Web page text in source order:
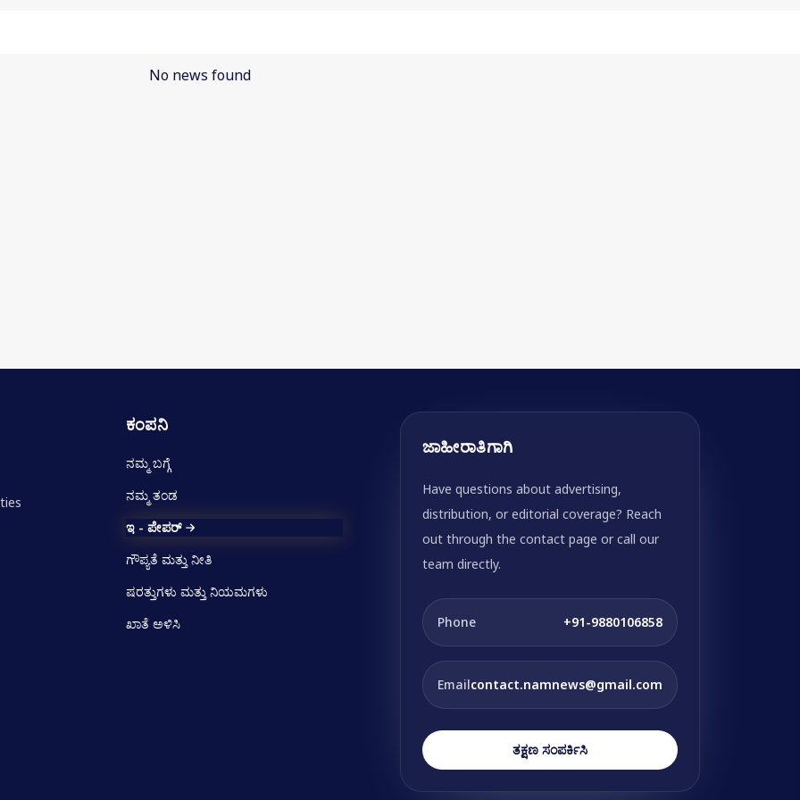
No news found
ಕಂಪನಿ
ನಮ್ಮ ಬಗ್ಗೆ
ನಮ್ಮ ತಂಡ
ಇ - ಪೇಪರ್
ಗೌಪ್ಯತೆ ಮತ್ತು ನೀತಿ
ಷರತ್ತುಗಳು ಮತ್ತು ನಿಯಮಗಳು
ಖಾತೆ ಅಳಿಸಿ
ಜಾಹೀರಾತಿಗಾಗಿ
Have questions about advertising,
distribution, or editorial coverage? Reach
out through the contact page or call our
team directly.
Phone +91-9880106858
Emailcontact.namnews@gmail.com
ತಕ್ಷಣ ಸಂಪರ್ಕಿಸಿ